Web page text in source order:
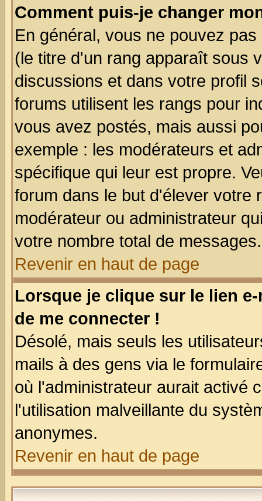
Comment puis-je changer
En général, vous ne pouvez
(le titre d'un rang apparaît sous
discussions et dans votre profil
forums utilisent les rangs pour
vous avez postés, mais aussi
exemple : les modérateurs et
spécifique qui leur est propre.
forum dans le but d'élever votre
modérateur ou administrateur
votre nombre total de messages.
Revenir en haut de page
Lorsque je clique sur le lien
de me connecter !
Désolé, mais seuls les
mails à des gens via le
où l'administrateur aurait activé
l'utilisation malveillante du
anonymes.
Revenir en haut de page